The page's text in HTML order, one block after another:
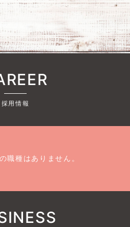
採用情報
職種はありません。